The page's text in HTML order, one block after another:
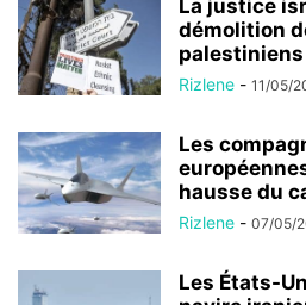
La justice
démolition
palestiniens
Rizlene - 11/05/
Les
hausse du
Rizlene - 07/05/
Les États-